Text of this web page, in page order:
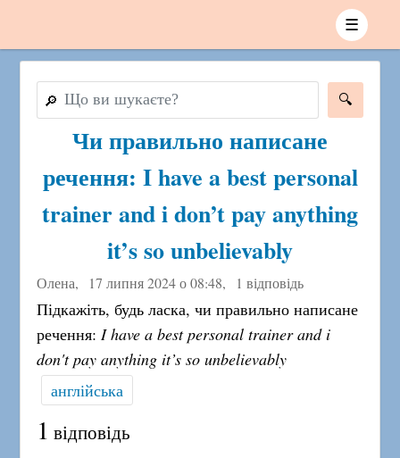
☰
🔎
Чи правильно написане
речення: I have a best personal
trainer and i don’t pay anything
it’s so unbelievably
Олена, 17 липня 2024 о 08:48, 1 відповідь
Підкажіть, будь ласка, чи правильно написане
речення:I have a best personal trainer and i
don't pay anything it’s so unbelievably
англійська
1 відповідь